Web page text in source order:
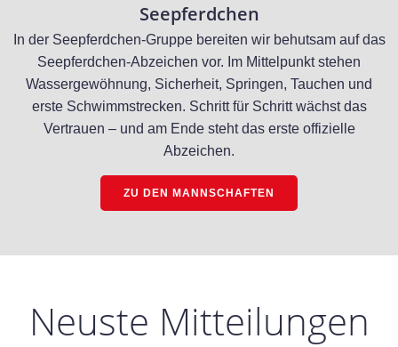
Seepferdchen
In der Seepferdchen-Gruppe bereiten wir behutsam auf das
Seepferdchen-Abzeichen vor. Im Mittelpunkt stehen
Wassergewöhnung, Sicherheit, Springen, Tauchen und
erste Schwimmstrecken. Schritt für Schritt wächst das
Vertrauen – und am Ende steht das erste offizielle
Abzeichen.
ZU DEN MANNSCHAFTEN
Neuste Mitteilungen